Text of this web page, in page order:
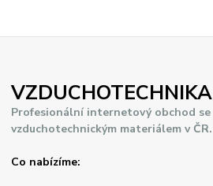
VZDUCHOTECHNIKA
Profesionální internetový obchod se
vzduchotechnickým materiálem v ČR.
Co nabízíme: